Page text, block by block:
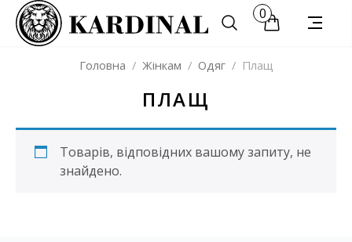
0
Головна / Жінкам / Одяг / Плащ
ПЛАЩ
Товарів, відповідних вашому запиту, не
знайдено.